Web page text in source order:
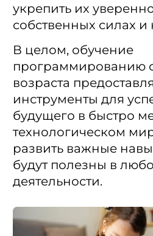
укрепить их
собственных силах и
В целом, обучение
программированию
возраста
инструменты для
будущего в быстро
технологическом
развить важные
будут полезны в
деятельности.